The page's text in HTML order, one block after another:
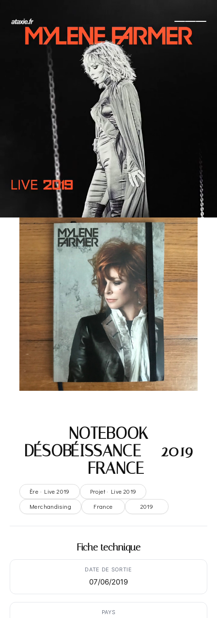
← Retour
Ajouter à ma collection Ajouter à ma wishlist
Comparer cet objet Voir ma collection
NOTEBOOK
DÉSOBÉISSANCE – 2019
– FRANCE
Ère · Live 2019
Projet · Live 2019
Merchandising
France 2019
Fiche technique
DATE DE SORTIE
07/06/2019
PAYS